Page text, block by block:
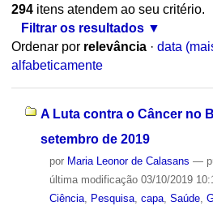
294itens atendem ao seu critério.
Filtrar os resultados
Ordenar por relevância · data
alfabeticamente
A Luta contra o Câncer no
setembro de 2019
por Maria Leonor de Calasans —
última modificação03/10/2019
Ciência, Pesquisa, capa, Saúde,